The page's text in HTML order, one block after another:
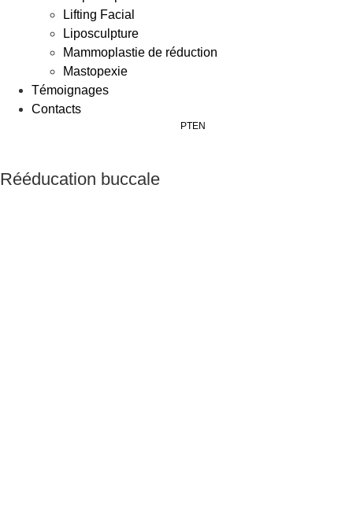
Lifting Facial
Liposculpture
Mammoplastie de réduction
Mastopexie
Témoignages
Contacts
PTEN
Rééducation buccale